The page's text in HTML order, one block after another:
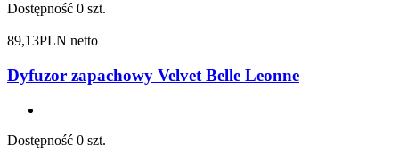
Dostępność 0 szt.
89,13PLN netto
Dyfuzor zapachowy Velvet Belle Leonne
Dostępność 0 szt.